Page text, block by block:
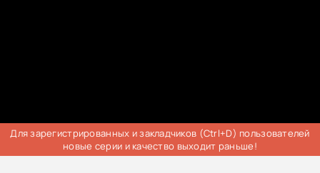
Для зарегистрированных и закладчиков (Ctrl+D) пользователей
новые серии и качество выходит раньше!